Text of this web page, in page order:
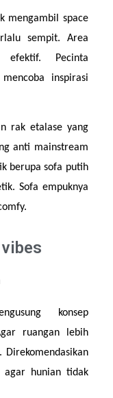
mengambil space
sempit. Area
Pecinta
inspirasi
rak etalase yang
anti mainstream
berupa sofa putih
Sofa empuknya
konsep
ruangan lebih
hunian tidak